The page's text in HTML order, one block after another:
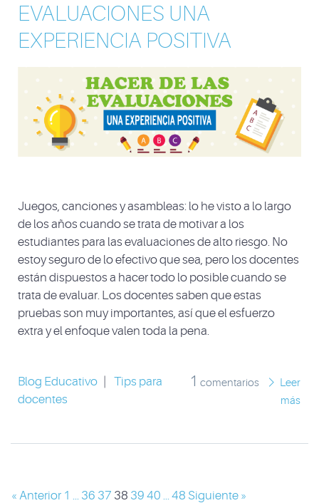
EVALUACIONES UNA
EXPERIENCIA POSITIVA
Juegos, canciones y asambleas: lo he visto a lo largo
de los años cuando se trata de motivar a los
estudiantes para las evaluaciones de alto riesgo. No
estoy seguro de lo efectivo que sea, pero los docentes
están dispuestos a hacer todo lo posible cuando se
trata de evaluar. Los docentes saben que estas
pruebas son muy importantes, así que el esfuerzo
extra y el enfoque valen toda la pena.
Blog Educativo
Tips para
docentes
1 comentarios
Leer
más
« Anterior 1 ... 36 37 38 39 40 ... 48 Siguiente »